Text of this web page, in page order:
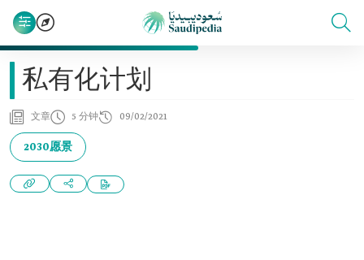
私有化计划
文章 5 分钟 09/02/2021
2030愿景